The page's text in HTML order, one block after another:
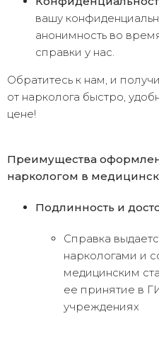
вашу
анонимность во
справки у нас.
Обратитесь к нам, и
от нарколога быстро,
цене!
Преимущества
наркологом в
Подлинность и
Справка
наркологами и
медицинским
ее принятие в
учреждениях